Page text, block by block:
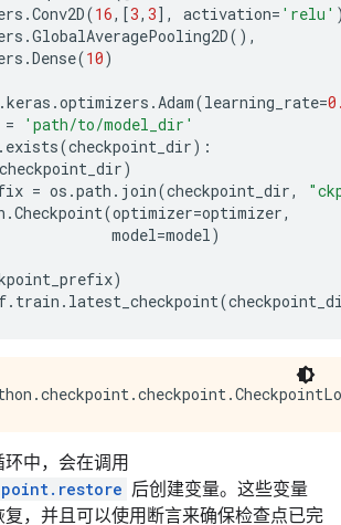
.Conv2D(16,[3, 3], activation= 'relu'
.GlobalAveragePooling2D(),
.Dense(10)
.keras .optimizers .Adam(learning_rate=
=
'path/to/model_dir'
. exists(checkpoint_dir):
checkpoint_dir)
= os .path . join(checkpoint_dir,
.Checkpoint(optimizer=optimizer,
model=model)
)
. train . latest_checkpoint(
中，会在调用
后创建变量。这些变量
，并且可以使用断言来确保检查点已完